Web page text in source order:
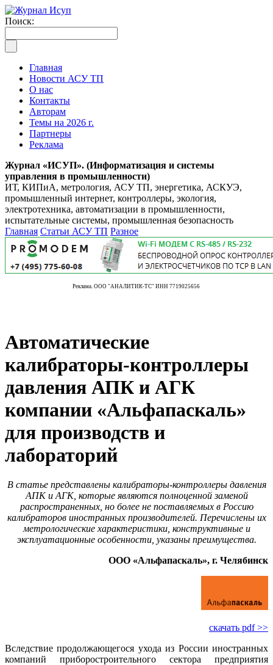
Поиск:
Главная
Новости АСУ ТП
О нас
Контакты
Авторам
Темы на 2026 г.
Партнеры
Реклама
Журнал «ИСУП». (Информатизация и системы
управления в промышленности)
ИТ, КИПиА, метрология, АСУ ТП, энергетика, АСКУЭ,
промышленный интернет, контроллеры, экология,
электротехника, автоматизации в промышленности,
испытательные системы, промышленная безопасность
Главная Статьи АСУ ТП Разное
Реклама. ООО "АНАЛИТИК-ТС" ИНН 7719025656
Автоматические
калибраторы-контроллеры
давления АПК и АГК
компании «Альфапаскаль»
для производств и
лабораторий
В статье представлены калибраторы-контроллеры давления
АПК и АГК, которые являются полноценной заменой
распространенных, но более не поставляемых в Россию
калибраторов иностранных производителей. Перечислены их
метрологические характеристики, конструктивные и
эксплуатационные особенности, указаны преимущества.
ООО «Альфапаскаль», г. Челябинск
скачать pdf >>
Вследствие продолжающегося ухода из России иностранных
компаний приборостроительного сектора предприятия